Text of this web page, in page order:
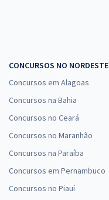
CONCURSOS NO NORDESTE
Concursos em Alagoas
Concursos na Bahia
Concursos no Ceará
Concursos no Maranhão
Concursos na Paraíba
Concursos em Pernambuco
Concursos no Piauí